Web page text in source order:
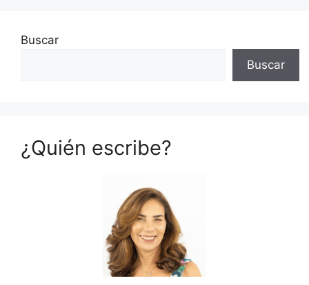
Buscar
Buscar
¿Quién escribe?